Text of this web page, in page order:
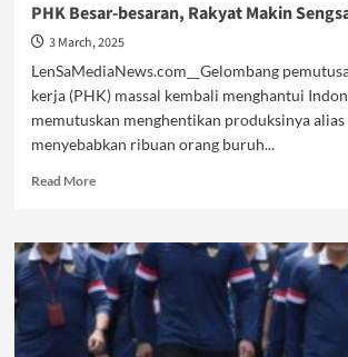
PHK Besar-besaran, Rakyat Makin
3 March, 2025
LenSaMediaNews.com__Gelombang
kerja (PHK) massal kembali menghantui
memutuskan menghentikan produksinya
menyebabkan ribuan orang buruh...
Read MoreRead
PHK
Besar-
besaran,
Rakyat
Makin
Sengsara